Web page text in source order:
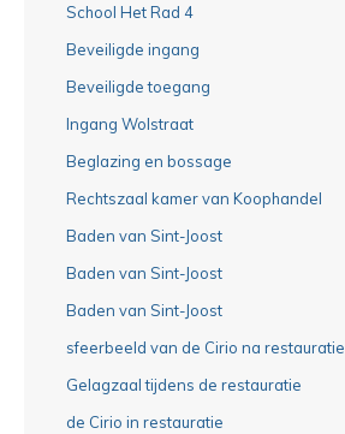
School Het Rad 4
Beveiligde ingang
Beveiligde toegang
Ingang Wolstraat
Beglazing en bossage
Rechtszaal kamer van Koophandel
Baden van Sint-Joost
Baden van Sint-Joost
Baden van Sint-Joost
sfeerbeeld van de Cirio na restauratie
Gelagzaal tijdens de restauratie
de Cirio in restauratie